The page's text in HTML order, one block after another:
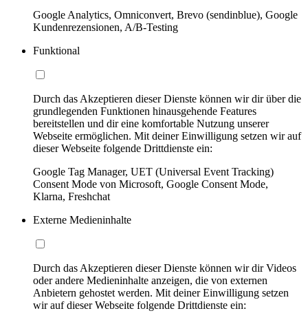
Google Analytics, Omniconvert, Brevo (sendinblue), Google
Kundenrezensionen, A/B-Testing
Funktional
Durch das Akzeptieren dieser Dienste können wir dir über die
grundlegenden Funktionen hinausgehende Features
bereitstellen und dir eine komfortable Nutzung unserer
Webseite ermöglichen. Mit deiner Einwilligung setzen wir auf
dieser Webseite folgende Drittdienste ein:
Google Tag Manager, UET (Universal Event Tracking)
Consent Mode von Microsoft, Google Consent Mode,
Klarna, Freshchat
Externe Medieninhalte
Durch das Akzeptieren dieser Dienste können wir dir Videos
oder andere Medieninhalte anzeigen, die von externen
Anbietern gehostet werden. Mit deiner Einwilligung setzen
wir auf dieser Webseite folgende Drittdienste ein: